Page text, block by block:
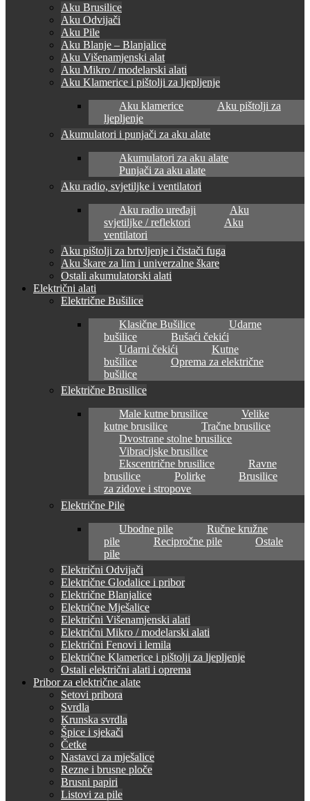
Aku Brusilice
Aku Odvijači
Aku Pile
Aku Blanje – Blanjalice
Aku Višenamjenski alat
Aku Mikro / modelarski alati
Aku Klamerice i pištolji za ljepljenje
Aku klamerice
Aku pištolji za
ljepljenje
Akumulatori i punjači za aku alate
Akumulatori za aku alate
Punjači za aku alate
Aku radio, svjetiljke i ventilatori
Aku radio uređaji
Aku
svjetiljke / reflektori
Aku
ventilatori
Aku pištolji za brtvljenje i čistači fuga
Aku škare za lim i univerzalne škare
Ostali akumulatorski alati
Električni alati
Električne Bušilice
Klasične Bušilice
Udarne
bušilice
Bušaći čekići
Udarni čekići
Kutne
bušilice
Oprema za električne
bušilice
Električne Brusilice
Male kutne brusilice
Velike
kutne brusilice
Tračne brusilice
Dvostrane stolne brusilice
Vibracijske brusilice
Ekscentrične brusilice
Ravne
brusilice
Polirke
Brusilice
za zidove i stropove
Električne Pile
Ubodne pile
Ručne kružne
pile
Recipročne pile
Ostale
pile
Električni Odvijači
Električne Glodalice i pribor
Električne Blanjalice
Električne Mješalice
Električni Višenamjenski alati
Električni Mikro / modelarski alati
Električni Fenovi i lemila
Električne Klamerice i pištolji za ljepljenje
Ostali električni alati i oprema
Pribor za električne alate
Setovi pribora
Svrdla
Krunska svrdla
Špice i sjekači
Četke
Nastavci za mješalice
Rezne i brusne ploče
Brusni papiri
Listovi za pile